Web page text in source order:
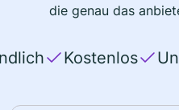
die genau das
Kostenlos